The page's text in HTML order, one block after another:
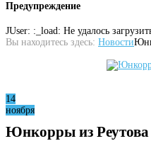
Предупреждение
JUser: :_load: Не удалось
Вы находитесь здесь: Новости
14
ноября
Юнкорры из Реутова